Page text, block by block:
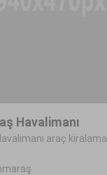
Havalimanı
araç kiralama